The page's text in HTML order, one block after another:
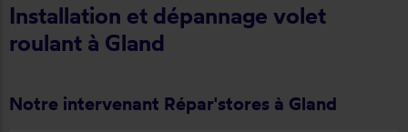
Installation et dépannage volet
roulant à Gland
Notre intervenant Répar'stores à Gland